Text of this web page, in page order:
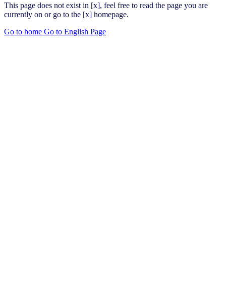
This page does not exist in [x], feel free to read the page you are
currently on or go to the [x] homepage.
Go to home Go to English Page